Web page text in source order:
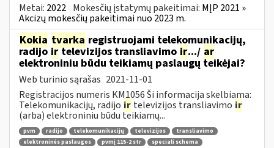
Metai: 2022 Mokesčių įstatymų pakeitimai: MĮP 2021 »
Akcizų mokesčių pakeitimai nuo 2023 m.
Kokia tvarka registruojami telekomunikacijų,
radijo irtelevizijos transliavimo ir.../ ar
elektroniniu būdu teikiamų paslaugų teikėjai?
Web turinio sąrašas 2021-11-01
Registracijos numeris KM1056 Ši informacija skelbiama:
Telekomunikacijų, radijo ir televizijos transliavimo ir
(arba) elektroniniu būdu teikiamų...
pvm radijo telekomunikacijų televizijos
transliavimo
elektroninės paslaugos
pvmį 115-2 str
speciali schema